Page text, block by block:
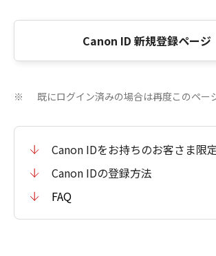
Canon ID 新規登録ページ
※ 既にログイン済みの場合は再度このペー
Canon IDをお持ちのお客さま限
Canon IDの登録方法
FAQ